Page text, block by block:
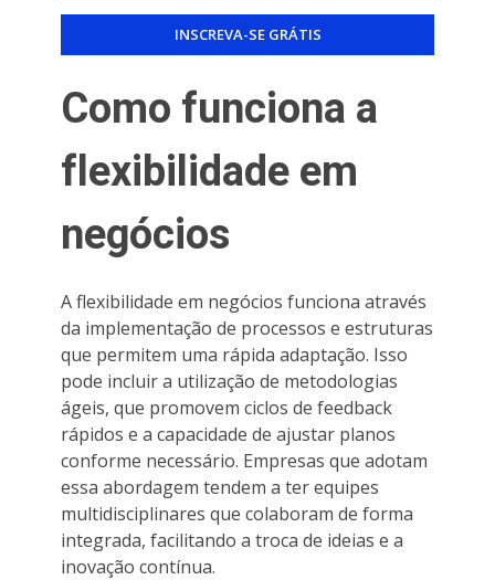
Como funciona a
flexibilidade em
negócios
A flexibilidade em negócios funciona através
da implementação de processos e estruturas
que permitem uma rápida adaptação. Isso
pode incluir a utilização de metodologias
ágeis, que promovem ciclos de feedback
rápidos e a capacidade de ajustar planos
conforme necessário. Empresas que adotam
essa abordagem tendem a ter equipes
multidisciplinares que colaboram de forma
integrada, facilitando a troca de ideias e a
inovação contínua.